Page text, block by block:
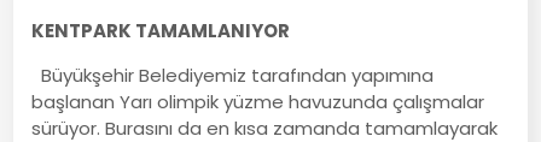
KENTPARK TAMAMLANIYOR
Büyükşehir Belediyemiz tarafından yapımına
başlanan Yarı olimpik yüzme havuzunda çalışmalar
sürüyor. Burasını da en kısa zamanda tamamlayarak